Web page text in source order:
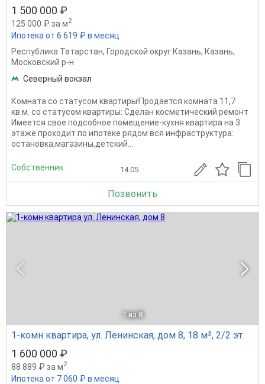
1 500 000 ₽
125 000 ₽ за м2
Ипотека от 6 619 ₽ в месяц
Республика Татарстан, Городской округ Казань, Казань,
Московский р-н
Северный вокзал
Комната со статусом квартиры!Продается комната 11,7
кв.м. со статусом квартиры: Сделан косметический ремонт
Имеется свое подсобное помещение-кухня квартира на 3
этаже проходит по ипотеке рядом вся инфраструктура:
остановка,магазины,детский...
Собственник 14.05
Позвонить
1 из 8
1-комн квартира, ул. Ленинская, дом 8, 18 м², 2/2 эт.
1 600 000 ₽
88 889 ₽ за м2
Ипотека от 7 060 ₽ в месяц